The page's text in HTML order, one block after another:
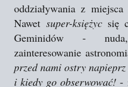
oddziaływania z
Nawet super-księżyc się
Geminidów -
zainteresowanie
przed nami ostry
i kiedy go obserwować! -